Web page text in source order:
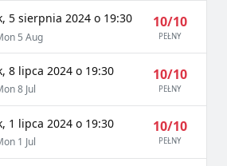
5 sierpnia 2024 o 19:30
5 Aug
10/10
PEŁNY
8 lipca 2024 o 19:30
8 Jul
10/10
PEŁNY
1 lipca 2024 o 19:30
1 Jul
10/10
PEŁNY